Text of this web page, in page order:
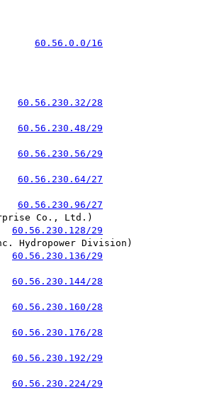
]
60.56.0.0/16
60.56.230.32/28
60.56.230.48/29
60.56.230.56/29
60.56.230.64/27
60.56.230.96/27
Co., Ltd.)
60.56.230.128/29
Hydropower Division)
60.56.230.136/29
60.56.230.144/28
60.56.230.160/28
60.56.230.176/28
60.56.230.192/29
60.56.230.224/29